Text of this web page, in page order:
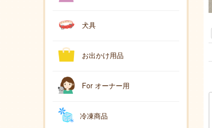
犬具
お出かけ用品
For オーナー用
冷凍商品